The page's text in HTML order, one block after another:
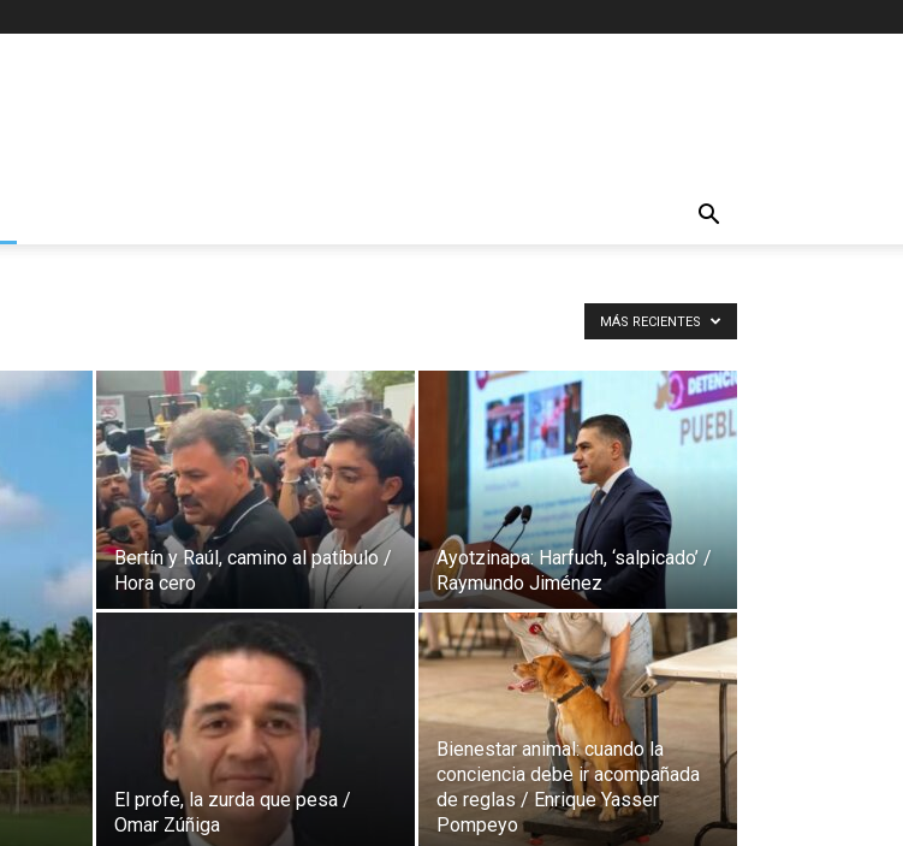
MÁS RECIENTES
Bertín y Raúl, camino al patíbulo /
Hora cero
Ayotzinapa: Harfuch, ‘salpicado’ /
Raymundo Jiménez
El profe, la zurda que pesa /
Omar Zúñiga
Bienestar animal: cuando la
conciencia debe ir acompañada
de reglas / Enrique Yasser
Pompeyo